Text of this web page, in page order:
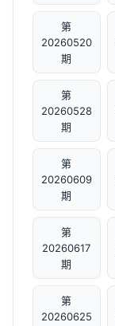
第
20260520
期
第
20260528
期
第
20260609
期
第
20260617
期
第
20260625